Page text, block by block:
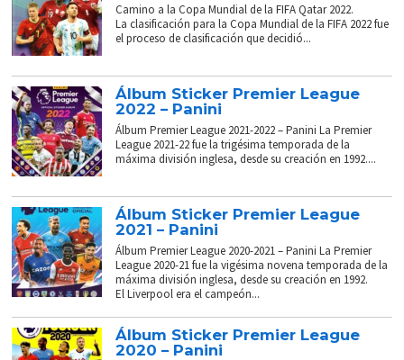
Camino a la Copa Mundial de la FIFA Qatar 2022.
La clasificación para la Copa Mundial de la FIFA 2022 fue
el proceso de clasificación que decidió...
Álbum Sticker Premier League
2022 – Panini
Álbum Premier League 2021-2022 – Panini La Premier
League 2021-22 fue la trigésima temporada de la
máxima división inglesa, desde su creación en 1992....
Álbum Sticker Premier League
2021 – Panini
Álbum Premier League 2020-2021 – Panini La Premier
League 2020-21 fue la vigésima novena temporada de la
máxima división inglesa, desde su creación en 1992.
El Liverpool era el campeón...
Álbum Sticker Premier League
2020 – Panini